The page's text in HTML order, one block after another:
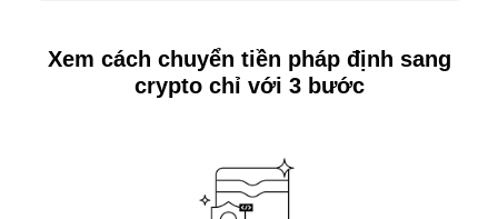
Xem cách chuyển tiền pháp định sang
crypto chỉ với 3 bước